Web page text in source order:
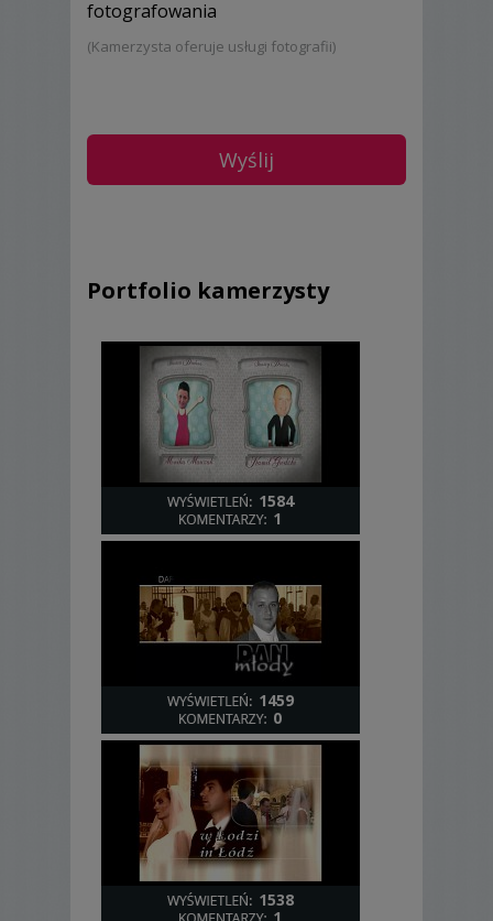
fotografowania
(Kamerzysta oferuje usługi fotografii)
Portfolio kamerzysty
1584
1
1459
0
1538